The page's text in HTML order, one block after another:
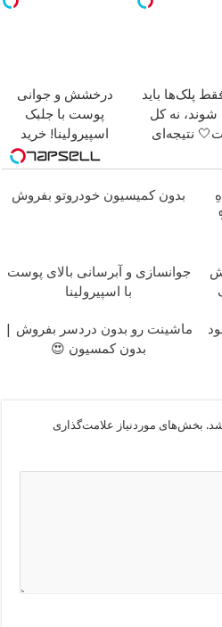
پلک‌ها باید
شوند، نه کل
نتیجه‌ای
درخشش و جوانی
پوست با جلبک
اسپیرولینا! خرید
محصول با تخفیف ویژه
25%
بدون کمیسیون خودروتو بفروش
جوانسازی و آبرسانی بالای پوست
با اسپیرولینا
ماشینت رو بدون دردسر بفروش |
بدون کمسیون 😍
بخش‌های موردنیاز علامت‌گذاری